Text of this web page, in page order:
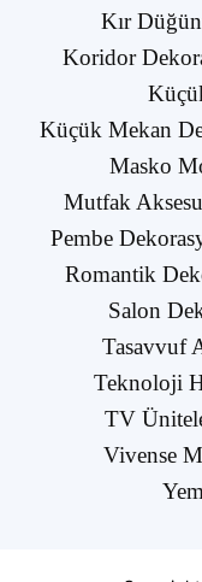
Kır
Koridor
Küçük Mekan
Masko
Mutfak
Pembe
Romantik
Salon
Tasavvuf
Teknoloji
TV
Vivense